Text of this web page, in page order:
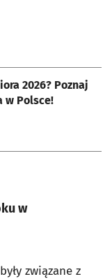
2026? Poznaj
w Polsce!
w
związane z